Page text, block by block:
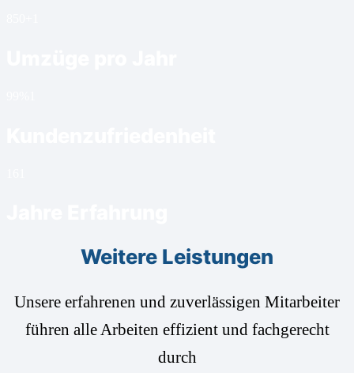
Weitere Leistungen
Unsere erfahrenen und zuverlässigen Mitarbeiter
führen alle Arbeiten effizient und fachgerecht
durch